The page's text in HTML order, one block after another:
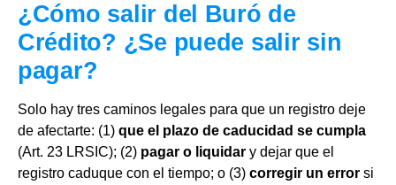
¿Cómo salir del Buró de
Crédito? ¿Se puede salir sin
pagar?
Solo hay tres caminos legales para que un registro deje
de afectarte: (1) que el plazo de caducidad se cumpla
(Art. 23 LRSIC); (2) pagar o liquidar y dejar que el
registro caduque con el tiempo; o (3) corregir un error si